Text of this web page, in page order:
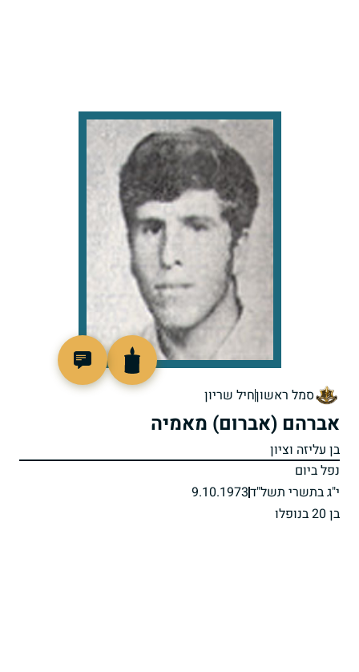
סמל ראשוןחיל שריון
אברהם (אברום) מאמיה
בן עליזה וציון
נפל ביום
י"ג בתשרי תשל"ד9.10.1973
בן 20 בנופלו